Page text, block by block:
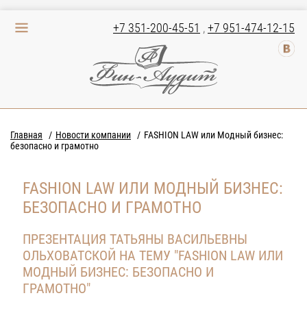
+7 351-200-45-51 ,+7 951-474-12-15
Главная Новости компании
FASHION LAW или Модный бизнес:
безопасно и грамотно
FASHION LAW ИЛИ МОДНЫЙ БИЗНЕС:
БЕЗОПАСНО И ГРАМОТНО
ПРЕЗЕНТАЦИЯ ТАТЬЯНЫ ВАСИЛЬЕВНЫ
ОЛЬХОВАТСКОЙ НА ТЕМУ "FASHION LAW ИЛИ
МОДНЫЙ БИЗНЕС: БЕЗОПАСНО И
ГРАМОТНО"